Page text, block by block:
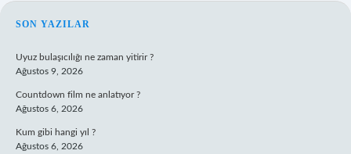
SIDEBAR
SON YAZILAR
Uyuz bulaşıcılığı ne zaman yitirir ?
Ağustos 9, 2026
Countdown film ne anlatıyor ?
Ağustos 6, 2026
Kum gibi hangi yıl ?
Ağustos 6, 2026